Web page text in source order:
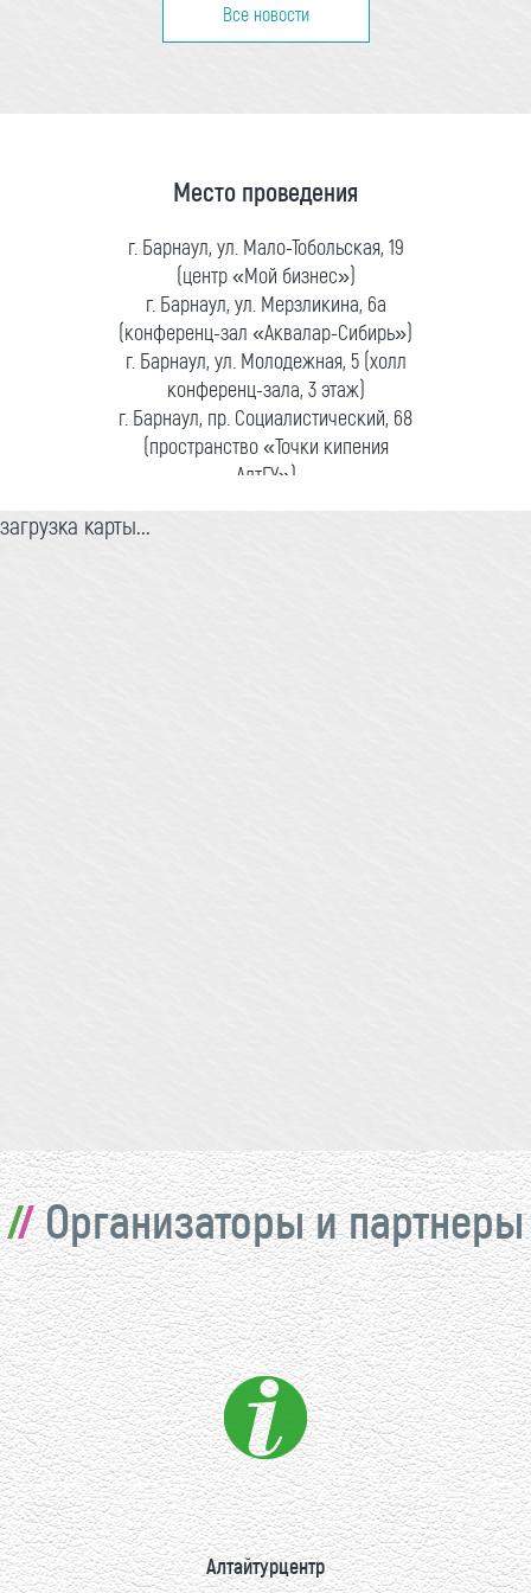
Все новости
Место проведения
г. Барнаул, ул. Мало-Тобольская, 19
(центр «Мой бизнес»)
г. Барнаул, ул. Мерзликина, 6а
(конференц-зал «Аквалар-Сибирь»)
г. Барнаул, ул. Молодежная, 5 (холл
конференц-зала, 3 этаж)
г. Барнаул, пр. Социалистический, 68
(пространство «Точки кипения
АлтГУ»)
загрузка карты...
Организаторы и партнеры
Алтайтурцентр